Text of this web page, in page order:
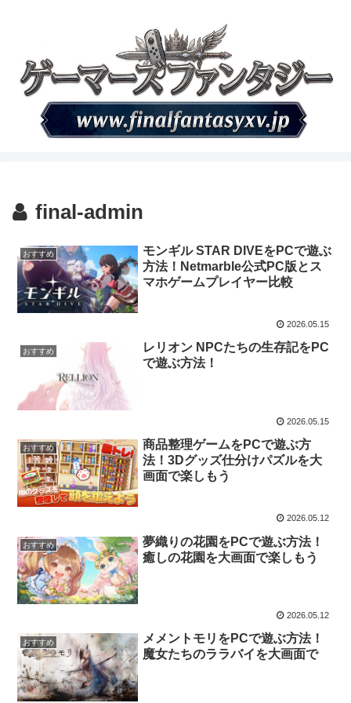
final-admin
おすすめ
モンギル STAR DIVEをPCで遊ぶ
方法！Netmarble公式PC版とス
マホゲームプレイヤー比較
2026.05.15
おすすめ
レリオン NPCたちの生存記をPC
で遊ぶ方法！
2026.05.15
おすすめ
商品整理ゲームをPCで遊ぶ方
法！3Dグッズ仕分けパズルを大
画面で楽しもう
2026.05.12
おすすめ
夢織りの花園をPCで遊ぶ方法！
癒しの花園を大画面で楽しもう
2026.05.12
おすすめ
メメントモリをPCで遊ぶ方法！
魔女たちのララバイを大画面で